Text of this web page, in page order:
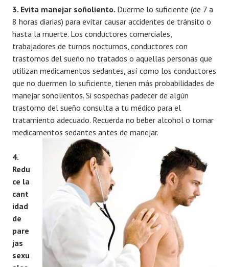
3. Evita manejar soñoliento. Duerme lo suficiente (de 7 a
8 horas diarias) para evitar causar accidentes de tránsito o
hasta la muerte. Los conductores comerciales,
trabajadores de turnos nocturnos, conductores con
trastornos del sueño no tratados o aquellas personas que
utilizan medicamentos sedantes, así como los conductores
que no duermen lo suficiente, tienen más probabilidades de
manejar soñolientos. Si sospechas padecer de algún
trastorno del sueño consulta a tu médico para el
tratamiento adecuado. Recuerda no beber alcohol o tomar
medicamentos sedantes antes de manejar.
4.
Redu
ce la
cant
idad
de
pare
jas
sexu